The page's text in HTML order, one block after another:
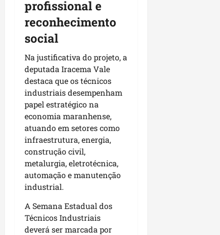
profissional e
reconhecimento
social
Na justificativa do projeto, a
deputada Iracema Vale
destaca que os técnicos
industriais desempenham
papel estratégico na
economia maranhense,
atuando em setores como
infraestrutura, energia,
construção civil,
metalurgia, eletrotécnica,
automação e manutenção
industrial.
A Semana Estadual dos
Técnicos Industriais
deverá ser marcada por